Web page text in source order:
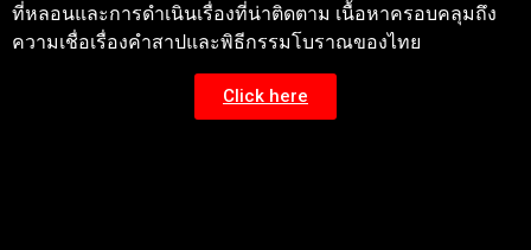
ที่หลอนและการดำเนินเรื่องที่น่าติดตาม เนื้อหาครอบคลุมถึง
ความเชื่อเรื่องคำสาปและพิธีกรรมโบราณของไทย
Click here